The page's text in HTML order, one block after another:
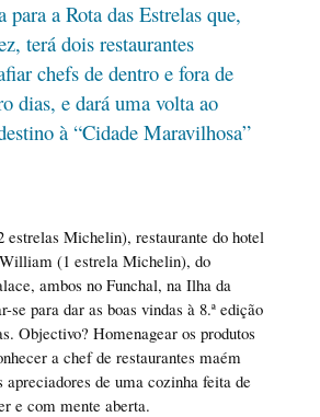
para a Rota das Estrelas que,
terá dois restaurantes
chefs de dentro e fora de
dias, e dará uma volta ao
à “Cidade Maravilhosa”
Michelin), restaurante do hotel
(1 estrela Michelin), do
ambos no Funchal, na Ilha da
se para dar as boas vindas à 8.ª edição
Objectivo? Homenagear os produtos
a chef de restaurantes maém
de uma cozinha feita de
e com mente aberta.